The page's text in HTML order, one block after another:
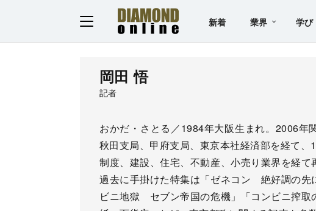
新着 業界 学び
岡田 悟
記者
おかだ・さとる／1984年大阪生まれ。2006年
秋田支局、甲府支局、東京本社経済部を経て
制度、建設、住宅、不動産、小売り業界を経て
過去に手掛けた特集は「ゼネコン 絶好調の先
ビニ地獄 セブン帝国の危機」「コンビニ搾